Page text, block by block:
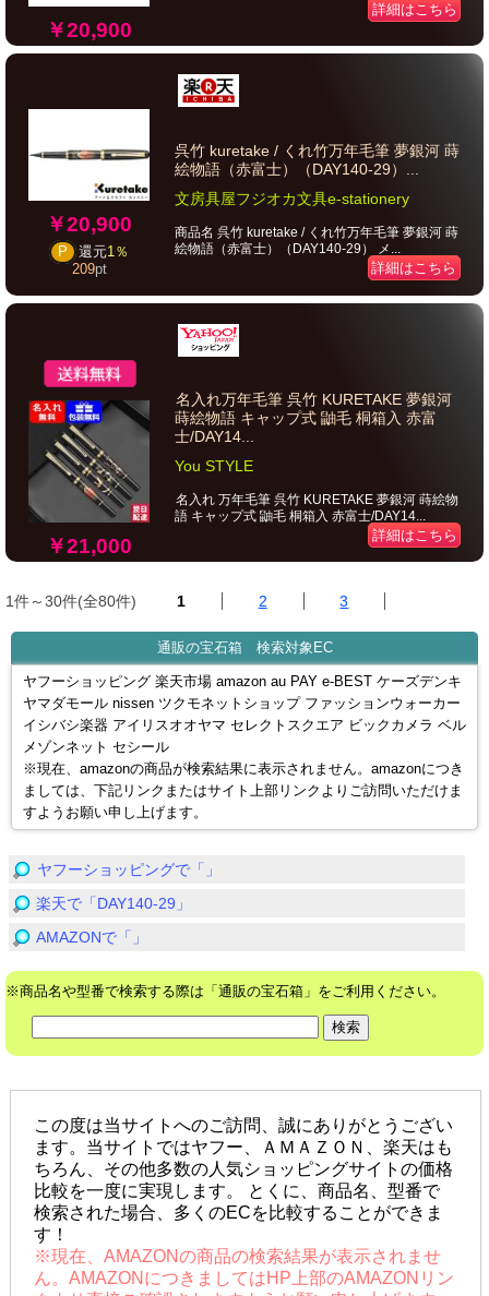
￥20,900
詳細はこちら
￥20,900
P 還元1％
209pt
呉竹 kuretake / くれ竹万年毛筆 夢銀河 蒔
絵物語（赤富士）（DAY140-29）...
文房具屋フジオカ文具e-stationery
商品名 呉竹 kuretake / くれ竹万年毛筆 夢銀河 蒔
絵物語（赤富士）（DAY140-29） メ...
詳細はこちら
￥21,000
名入れ万年毛筆 呉竹 KURETAKE 夢銀河
蒔絵物語 キャップ式 鼬毛 桐箱入 赤富
士/DAY14...
You STYLE
名入れ 万年毛筆 呉竹 KURETAKE 夢銀河 蒔絵物
語 キャップ式 鼬毛 桐箱入 赤富士/DAY14...
詳細はこちら
1件～30件(全80件) 1 2 3
通販の宝石箱 検索対象EC
ヤフーショッピング 楽天市場 amazon au PAY e-BEST ケーズデンキ
ヤマダモール nissen ツクモネットショップ ファッションウォーカー
イシバシ楽器 アイリスオオヤマ セレクトスクエア ビックカメラ ベル
メゾンネット セシール
※現在、amazonの商品が検索結果に表示されません。amazonにつき
ましては、下記リンクまたはサイト上部リンクよりご訪問いただけま
すようお願い申し上げます。
ヤフーショッピングで「」
楽天で「DAY140-29」
AMAZONで「」
※商品名や型番で検索する際は「通販の宝石箱」をご利用ください。
この度は当サイトへのご訪問、誠にありがとうござい
ます。当サイトではヤフー、ＡＭＡＺＯＮ、楽天はも
ちろん、その他多数の人気ショッピングサイトの価格
比較を一度に実現します。 とくに、商品名、型番で
検索された場合、多くのECを比較することができま
す！
※現在、AMAZONの商品の検索結果が表示されませ
ん。AMAZONにつきましてはHP上部のAMAZONリン